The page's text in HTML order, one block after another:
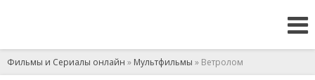
Фильмы и Сериалы онлайн » Мультфильмы » Ветролом